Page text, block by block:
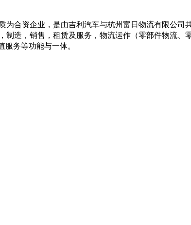
合资企业，是由吉利汽车与杭州富日物流有限公
造，销售，租赁及服务，物流运作（零部件物流、
务等功能与一体。